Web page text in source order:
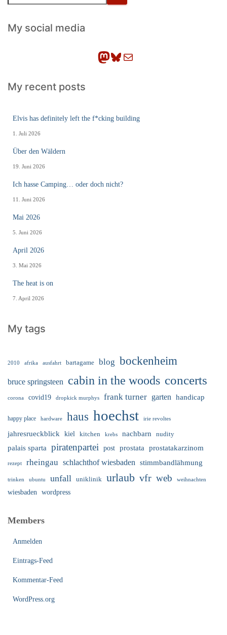
h
eMy social media
Mastodon Bluesky E-Mail
My recent posts
Elvis has definitely left the f*cking building
1. Juli 2026
Über den Wäldern
19. Juni 2026
Ich hasse Camping… oder doch nicht?
11. Juni 2026
Mai 2026
5. Juni 2026
April 2026
3. Mai 2026
The heat is on
7. April 2026
My tags
2010 afrika ausfahrt bartagame blog bockenheim
bruce springsteen cabin in the woods concerts
corona covid19 dropkick murphys frank turner garten handicap
happy place hardware haus hoechst irie revoltes
jahresrueckblick kiel kitchen krebs nachbarn nudity
palais sparta piratenpartei post prostata prostatakarzinom
rezept rheingau schlachthof wiesbaden stimmbandlähmung
trinken ubuntu unfall uniklinik urlaub vfr web weihnachten
wiesbaden wordpress
Members
Anmelden
Eintrags-Feed
Kommentar-Feed
WordPress.org